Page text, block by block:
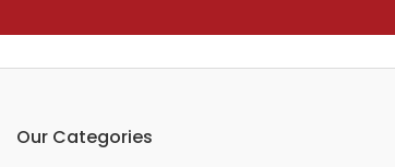
Our Categories